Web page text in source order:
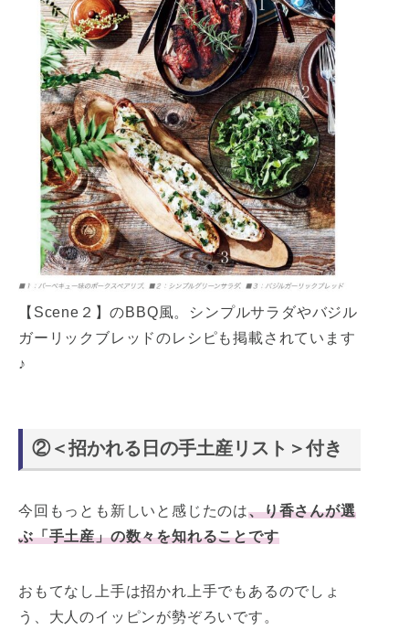
【Scene２】のBBQ風。シンプルサラダやバジル
ガーリックブレッドのレシピも掲載されています
♪
②＜招かれる日の手土産リスト＞付き
今回もっとも新しいと感じたのは、り香さんが選
ぶ「手土産」の数々を知れることです
おもてなし上手は招かれ上手でもあるのでしょ
う、大人のイッピンが勢ぞろいです。